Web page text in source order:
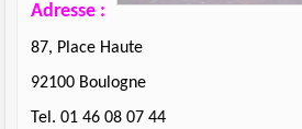
Adresse :
87, Place Haute
92100 Boulogne
Tel. 01 46 08 07 44